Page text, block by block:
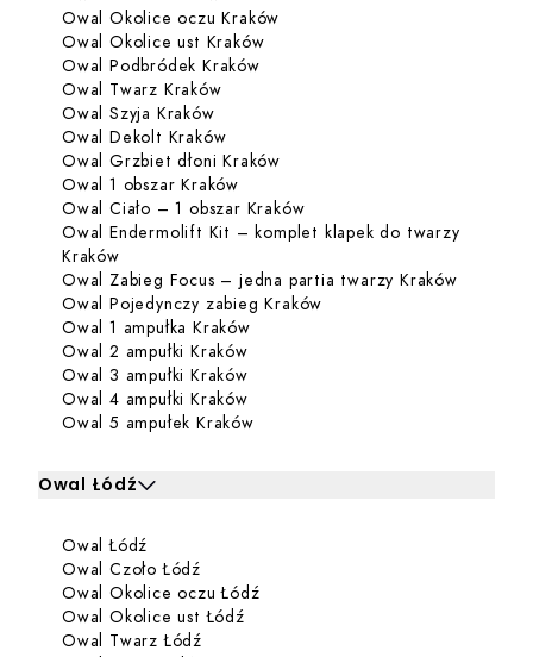
Owal Okolice oczu Kraków
Owal Okolice ust KrakówDowiedz się więcej o Owal
Owal Podbródek KrakówDowiedz się więcej o Owal
Owal Twarz KrakówDowiedz się więcej o Owal Twarz
Owal Szyja KrakówDowiedz się więcej o Owal Szyja
Owal Dekolt KrakówDowiedz się więcej o Owal Dekolt
Owal Grzbiet dłoni Kraków
Owal 1 obszar Kraków
Owal Ciało – 1 obszar KrakówDowiedz się więcej o Owal
Owal Endermolift Kit – komplet klapek do twarzy
KrakówDowiedz się więcej o Owal Endermolift Kit –
Owal Zabieg Focus – jedna partia twarzy KrakówDowiedz
Owal Pojedynczy zabieg Kraków
Owal 1 ampułka KrakówDowiedz się więcej o Owal 1
Owal 2 ampułki KrakówDowiedz się więcej o Owal 2
Owal 3 ampułki KrakówDowiedz się więcej o Owal 3
Owal 4 ampułki KrakówDowiedz się więcej o Owal 4
Owal 5 ampułek KrakówDowiedz się więcej o Owal 5
Owal Łódź
Kliknij, aby rozwinąć i zobaczyć zabiegi dla Owal Łódź
Zabiegi dla Owal Łódź
Owal Łódź
Owal Czoło Łódź
Owal Okolice oczu ŁódźDowiedz się więcej o Owal
Owal Okolice ust ŁódźDowiedz się więcej o Owal
Owal Twarz Łódź